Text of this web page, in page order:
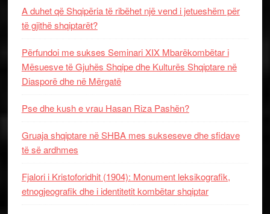
A duhet që Shqipëria të ribëhet një vend i jetueshëm për
të gjithë shqiptarët?
Përfundoi me sukses Seminari XIX Mbarëkombëtar i
Mësuesve të Gjuhës Shqipe dhe Kulturës Shqiptare në
Diasporë dhe në Mërgatë
Pse dhe kush e vrau Hasan Riza Pashën?
Gruaja shqiptare në SHBA mes sukseseve dhe sfidave
të së ardhmes
Fjalori i Kristoforidhit (1904): Monument leksikografik,
etnogjeografik dhe i identitetit kombëtar shqiptar